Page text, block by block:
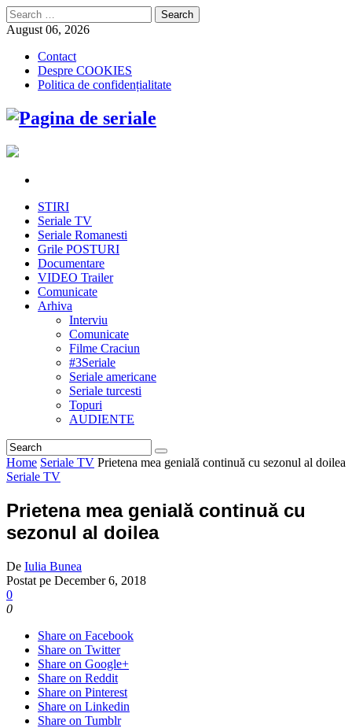
Search
for:
August 06, 2026
Contact
Despre COOKIES
Politica de confidențialitate
STIRI
Seriale TV
Seriale Romanesti
Grile POSTURI
Documentare
VIDEO Trailer
Comunicate
Arhiva
Interviu
Comunicate
Filme Craciun
#3Seriale
Seriale americane
Seriale turcesti
Topuri
AUDIENTE
Home Seriale TV Prietena mea genială continuă cu sezonul al doilea
Seriale TV
Prietena mea genială continuă cu
sezonul al doilea
De Iulia Bunea
Postat pe December 6, 2018
0
0
Share on Facebook
Share on Twitter
Share on Google+
Share on Reddit
Share on Pinterest
Share on Linkedin
Share on Tumblr